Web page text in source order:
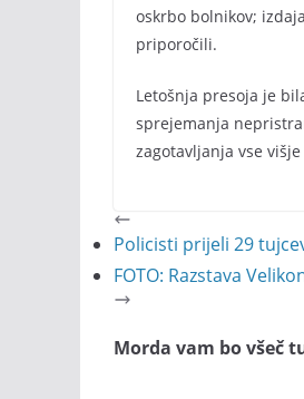
oskrbo bolnikov;
priporočili.
Letošnja presoja je
sprejemanja
zagotavljanja vse
Policisti prijeli 29
FOTO: Razstava
Morda vam bo všeč